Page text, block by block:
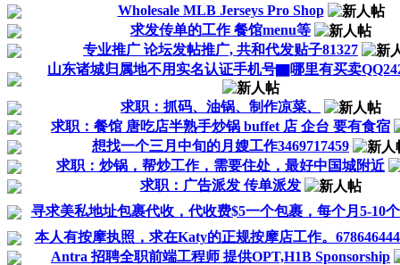
Wholesale MLB Jerseys Pro Shop
求发传单的工作 餐馆menu等
专业推广 论坛发帖推广, 共和代发贴子81327
山东诸城归属地不用实名认证手机号▇哪里有买卖
求职：抓码、油锅、制作凉菜、
求职：餐馆 唐吃店半熟手炒锅 buffet 店 企台 要有食宿
想找一个三月中旬的月嫂工作3469717459
求职：炒锅，帮炒工作，需要住处，最好中国城附近
求职：广告派发 传单派发
寻求美私地址包裹代收，代收费$5一个包裹，每个月5-10
本人有按摩执照，求在Katy的正规按摩店工作。
Antra 招聘全职前端工程师 提供OPT,H1B Sponsorship